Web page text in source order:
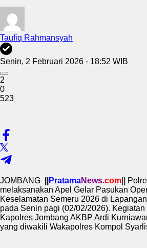
Taufiq Rahmansyah
Senin, 2 Februari 2026 - 18:52 WIB
2
0
523
JOMBANG PratamaNews.com
melaksanakan Apel Gelar Pasukan
Keselamatan Semeru 2026 di
pada Senin pagi (02/02/2026).
Kapolres Jombang AKBP Ardi
yang diwakili Wakapolres Kompol